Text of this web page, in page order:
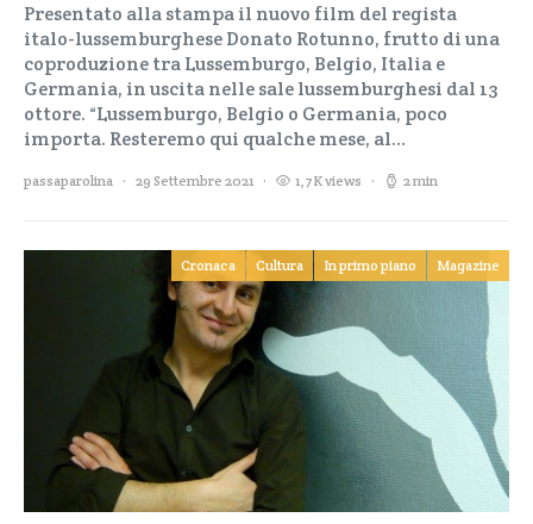
Presentato alla stampa il nuovo film del regista
italo-lussemburghese Donato Rotunno, frutto di una
coproduzione tra Lussemburgo, Belgio, Italia e
Germania, in uscita nelle sale lussemburghesi dal 13
ottore. “Lussemburgo, Belgio o Germania, poco
importa. Resteremo qui qualche mese, al…
passaparolina 29 Settembre 2021 1,7K views 2 min
Cronaca Cultura In primo piano Magazine